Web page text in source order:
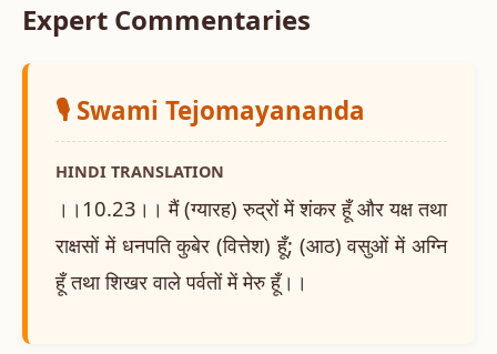
Expert Commentaries
🎙️ Swami Tejomayananda
HINDI TRANSLATION
।।10.23।। मैं (ग्यारह) रुद्रों में शंकर हूँ और यक्ष तथा
राक्षसों में धनपति कुबेर (वित्तेश) हूँ; (आठ) वसुओं में अग्नि
हूँ तथा शिखर वाले पर्वतों में मेरु हूँ।।